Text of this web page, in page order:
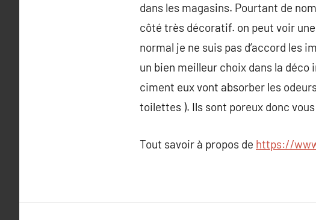
dans les magasins. Pourtant de
côté très décoratif. on peut voir
normal je ne suis pas d’accord les
un bien meilleur choix dans la
ciment eux vont absorber les
toilettes ). Ils sont poreux donc
Tout savoir à propos de https://